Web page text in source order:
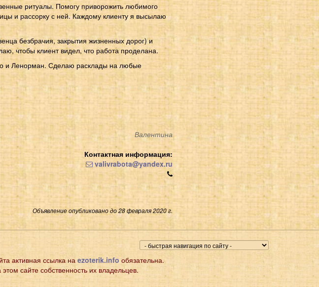
ритуалы. Помогу приворожить любимого
и рассорку с ней. Каждому клиенту я высылаю
безбрачия, закрытия жизненных дорог) и
чтобы клиент видел, что работа проделана.
и Ленорман. Сделаю расклады на любые
Валентина
Контактная информация:
valivrabota@yandex.ru
Объявление опубликовано до 28 февраля 2020 г.
активная ссылка на ezoterik.infoобязательна.
сайте собственность их владельцев.